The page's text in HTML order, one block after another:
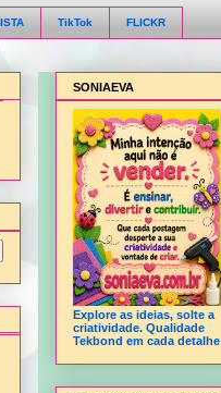
TikTok FLICKR
SONIAEVA
Explore as ideias, solte a
criatividade. Qualidade
Tekbond em cada detalhe